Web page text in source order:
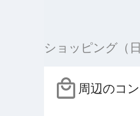
ショッピング（
周辺のコ